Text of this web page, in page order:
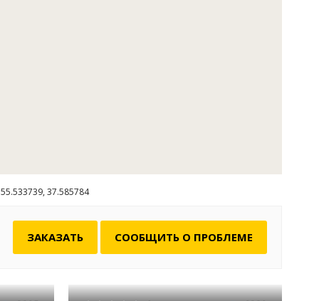
55.533739, 37.585784
ЗАКАЗАТЬ СООБЩИТЬ О ПРОБЛЕМЕ